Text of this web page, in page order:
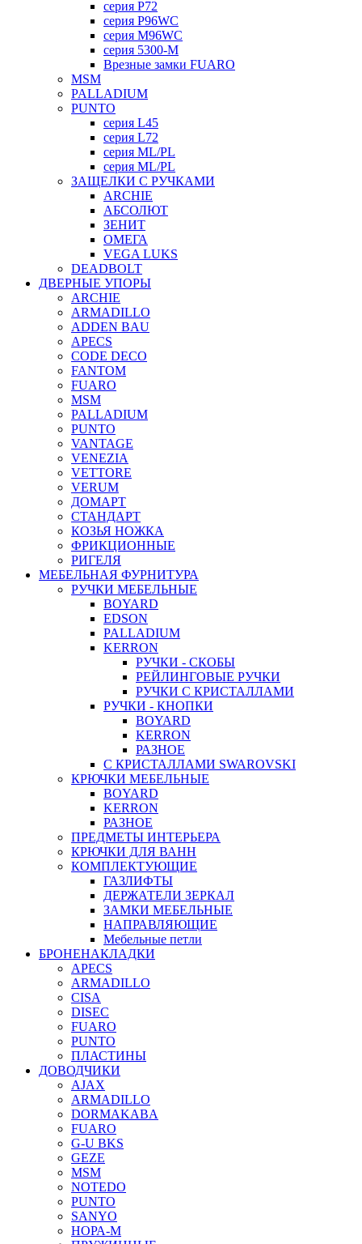
серия P72
серия P96WC
серия M96WC
серия 5300-M
Врезные замки FUARO
MSM
PALLADIUM
PUNTO
серия L45
серия L72
серия ML/PL
серия ML/PL
ЗАЩЕЛКИ С РУЧКАМИ
ARCHIE
АБСОЛЮТ
ЗЕНИТ
ОМЕГА
VEGA LUKS
DEADBOLT
ДВЕРНЫЕ УПОРЫ
ARCHIE
ARMADILLO
ADDEN BAU
APECS
CODE DECO
FANTOM
FUARO
MSM
PALLADIUM
PUNTO
VANTAGE
VENEZIA
VETTORE
VERUM
ДОМАРТ
СТАНДАРТ
КОЗЬЯ НОЖКА
ФРИКЦИОННЫЕ
РИГЕЛЯ
МЕБЕЛЬНАЯ ФУРНИТУРА
РУЧКИ МЕБЕЛЬНЫЕ
BOYARD
EDSON
PALLADIUM
KERRON
РУЧКИ - СКОБЫ
РЕЙЛИНГОВЫЕ РУЧКИ
РУЧКИ С КРИСТАЛЛАМИ
РУЧКИ - КНОПКИ
BOYARD
KERRON
РАЗНОЕ
С КРИСТАЛЛАМИ SWAROVSKI
КРЮЧКИ МЕБЕЛЬНЫЕ
BOYARD
KERRON
РАЗНОЕ
ПРЕДМЕТЫ ИНТЕРЬЕРА
КРЮЧКИ ДЛЯ ВАНН
КОМПЛЕКТУЮЩИЕ
ГАЗЛИФТЫ
ДЕРЖАТЕЛИ ЗЕРКАЛ
ЗАМКИ МЕБЕЛЬНЫЕ
НАПРАВЛЯЮЩИЕ
Мебельные петли
БРОНЕНАКЛАДКИ
APECS
ARMADILLO
CISA
DISEC
FUARO
PUNTO
ПЛАСТИНЫ
ДОВОДЧИКИ
AJAX
ARMADILLO
DORMAKABA
FUARO
G-U BKS
GEZE
MSM
NOTEDO
PUNTO
SANYO
НОРА-М